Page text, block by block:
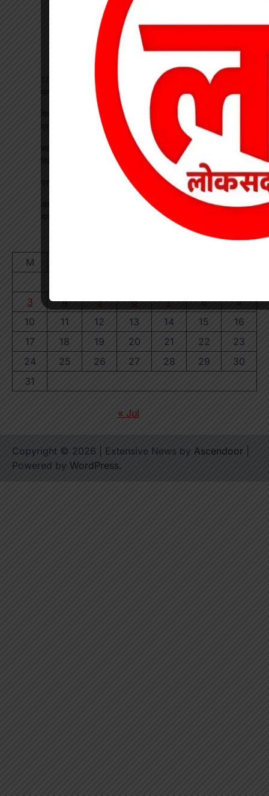
17 अगस्त की हड़ताल से पहले चेयरमैन ने बुलाई बैठक, बिजली कर्मियों की
मांगों पर बनी सहमति
विकसित भारत रोजगार मिशन पर खारंग में एकदिवसीय प्रशिक्षण, जनपद
प्रतिनिधियों ने सीखी योजनाओं के प्रभावी क्रियान्वयन की बारीकियां
साइबर सुरक्षा एवं छात्र कानून जागरूकता कार्यक्रम आयोजित, प्रतिभावान
प्रधान पाठक पर हमला, स्कूल का चपरासी गिरफ्तार
अधीक्षिका को हटाने की मांग पर छात्राओं का फूटा गुस्सा, NH-130 पर
M
3
4 5 6 7 8
9
10
11 12 13 14 15
16
17
18 19 20 21 22
23
24
25 26 27 28 29
30
31
« Jul
Copyright © 2026 | Extensive News by Ascendoor
Powered by WordPress.